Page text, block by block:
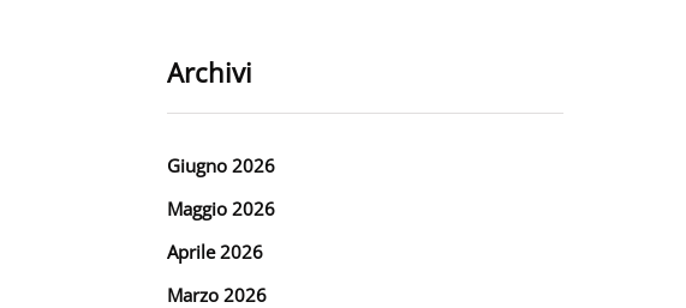
Archivi
Giugno 2026
Maggio 2026
Aprile 2026
Marzo 2026